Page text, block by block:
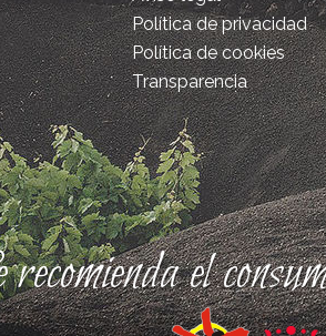
Política de privacidad
Política de cookies
Transparencia
recomienda el